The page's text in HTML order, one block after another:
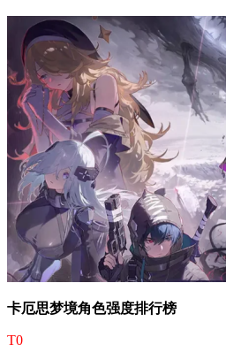
卡厄思梦境角色强度排行榜
T0